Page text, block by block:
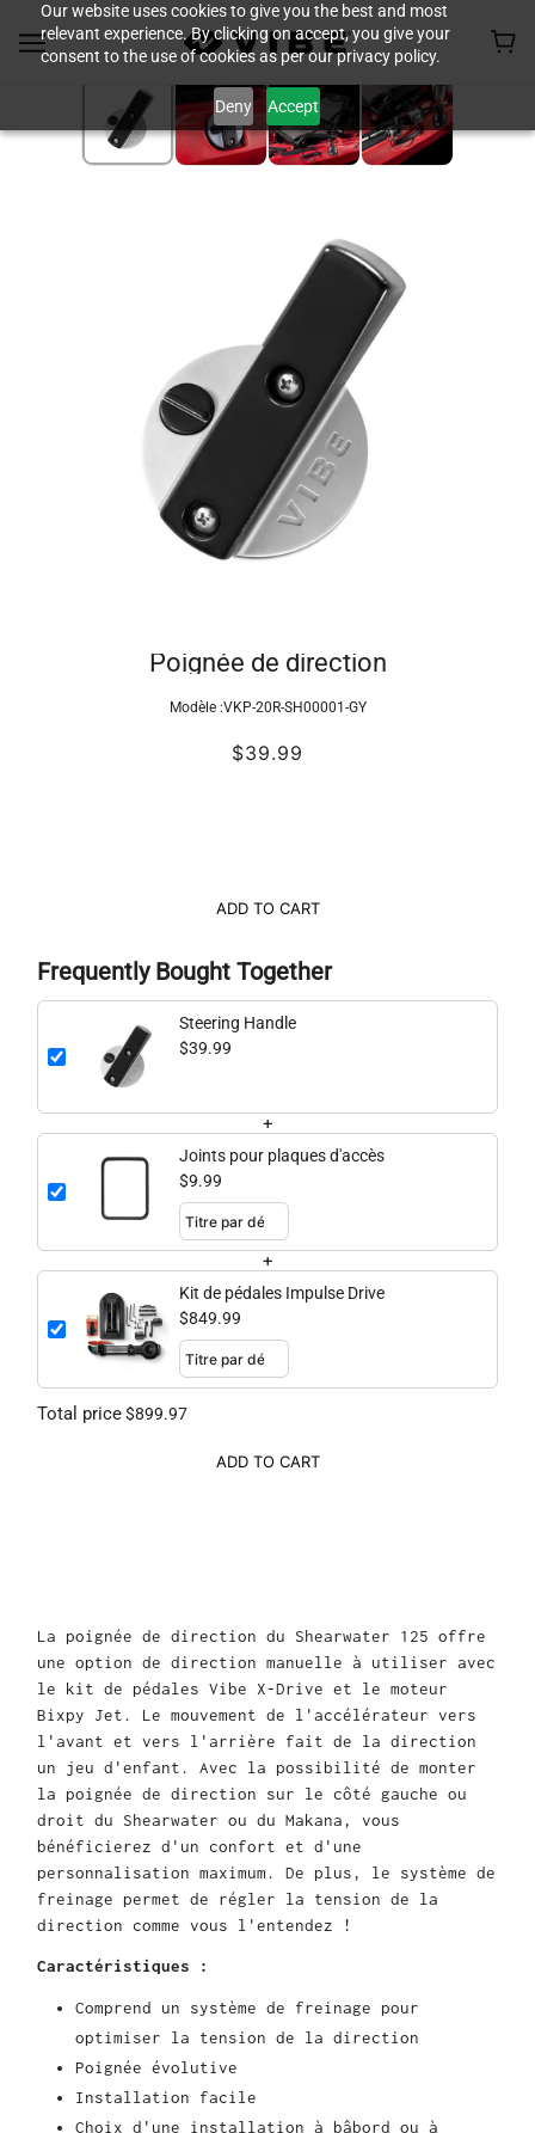
Our website uses cookies to give you the best and most
relevant experience. By clicking on accept, you give your
consent to the use of cookies as per our privacy policy.
Deny Accept
Poignée de direction
Modèle :VKP-20R-SH00001-GY
$39.99
ADD TO CART
Frequently Bought Together
Steering Handle
$39.99
+
Joints pour plaques d'accès
$9.99
+
Kit de pédales Impulse Drive
$849.99
Total price$899.97
ADD TO CART
La poignée de direction du Shearwater 125 offre
une option de direction manuelle à utiliser avec
le kit de pédales Vibe X-Drive et le moteur
Bixpy Jet. Le mouvement de l'accélérateur vers
l'avant et vers l'arrière fait de la direction
un jeu d'enfant. Avec la possibilité de monter
la poignée de direction sur le côté gauche ou
droit du Shearwater ou du Makana, vous
bénéficierez d'un confort et d'une
personnalisation maximum. De plus, le système de
freinage permet de régler la tension de la
direction comme vous l'entendez !
Caractéristiques :
Comprend un système de freinage pour
optimiser la tension de la direction
Poignée évolutive
Installation facile
Choix d'une installation à bâbord ou à